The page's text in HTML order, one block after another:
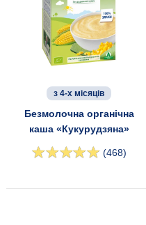
з 4-х місяців
Безмолочна органічна
каша «Кукурудзяна»
(468)